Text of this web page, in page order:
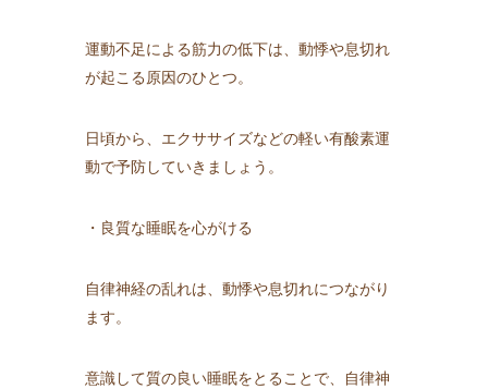
運動不足による筋力の低下は、動悸や息切れ
が起こる原因のひとつ。
日頃から、エクササイズなどの軽い有酸素運
動で予防していきましょう。
・良質な睡眠を心がける
自律神経の乱れは、動悸や息切れにつながり
ます。
意識して質の良い睡眠をとることで、自律神